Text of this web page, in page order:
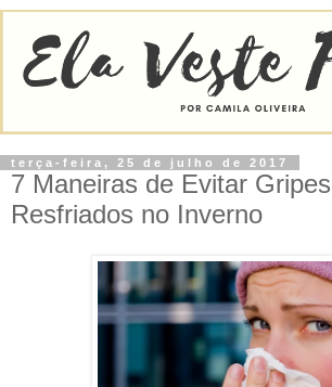
terça-feira, 25 de julho de 2017
7 Maneiras de Evitar
Resfriados no Inverno